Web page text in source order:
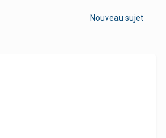
Nouveau sujet